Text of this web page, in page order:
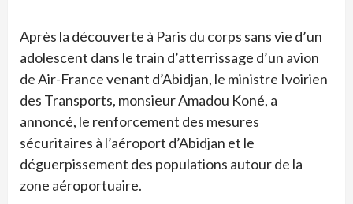
Après la découverte à Paris du corps sans vie d’un
adolescent dans le train d’atterrissage d’un avion
de Air-France venant d’Abidjan, le ministre Ivoirien
des Transports, monsieur Amadou Koné, a
annoncé, le renforcement des mesures
sécuritaires à l’aéroport d’Abidjan et le
déguerpissement des populations autour de la
zone aéroportuaire.